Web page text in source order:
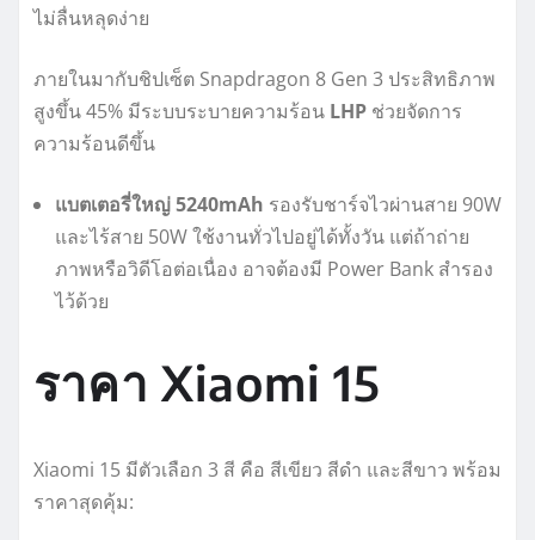
ไม่ลื่นหลุดง่าย
ภายในมากับชิปเซ็ต Snapdragon 8 Gen 3 ประสิทธิภาพ
สูงขึ้น 45% มีระบบระบายความร้อน LHP ช่วยจัดการ
ความร้อนดีขึ้น
แบตเตอรี่ใหญ่ 5240mAh รองรับชาร์จไวผ่านสาย 90W
และไร้สาย 50W ใช้งานทั่วไปอยู่ได้ทั้งวัน แต่ถ้าถ่าย
ภาพหรือวิดีโอต่อเนื่อง อาจต้องมี Power Bank สำรอง
ไว้ด้วย
ราคา Xiaomi 15
Xiaomi 15 มีตัวเลือก 3 สี คือ สีเขียว สีดำ และสีขาว พร้อม
ราคาสุดคุ้ม: